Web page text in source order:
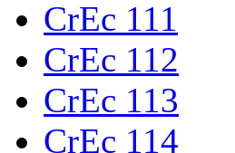
CrEc 111
CrEc 112
CrEc 113
CrEc 114